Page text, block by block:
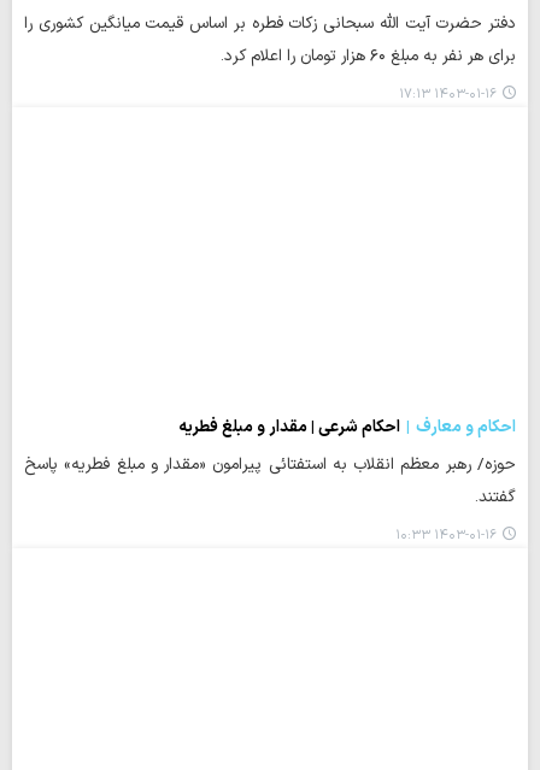
دفتر حضرت آیت الله سبحانی زکات فطره بر اساس قیمت میانگین کشوری را
برای هر نفر به مبلغ ۶۰ هزار تومان را اعلام کرد.
۱۴۰۳-۰۱-۱۶ ۱۷:۱۳
احکام و معارف
احکام شرعی | مقدار و مبلغ فطریه
حوزه/ رهبر معظم انقلاب به استفتائی پیرامون «مقدار و مبلغ فطریه» پاسخ
گفتند.
۱۴۰۳-۰۱-۱۶ ۱۰:۳۳